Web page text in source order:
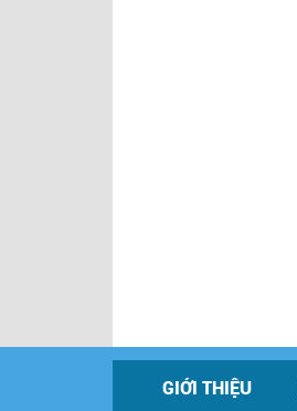
GIỚI THIỆU